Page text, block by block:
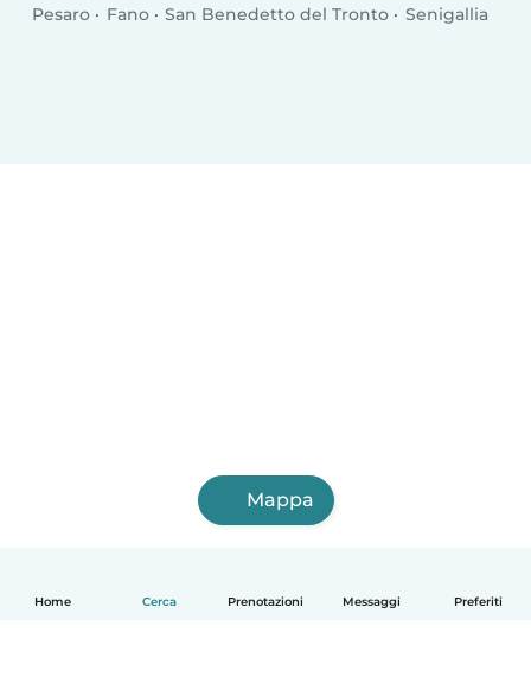
Home Cerca Prenotazioni Messaggi Preferiti
Pesaro Fano San Benedetto del Tronto Senigallia
Mappa